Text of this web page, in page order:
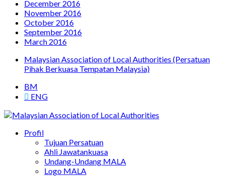
December 2016
November 2016
October 2016
September 2016
March 2016
Malaysian Association of Local Authorities (Persatuan
Pihak Berkuasa Tempatan Malaysia)
BM
ENG
Malaysian Association of Local Authorities
Persatuan Pihak Berkuasa Tempatan Malaysia
Profil
Tujuan Persatuan
Ahli Jawatankuasa
Undang-Undang MALA
Logo MALA